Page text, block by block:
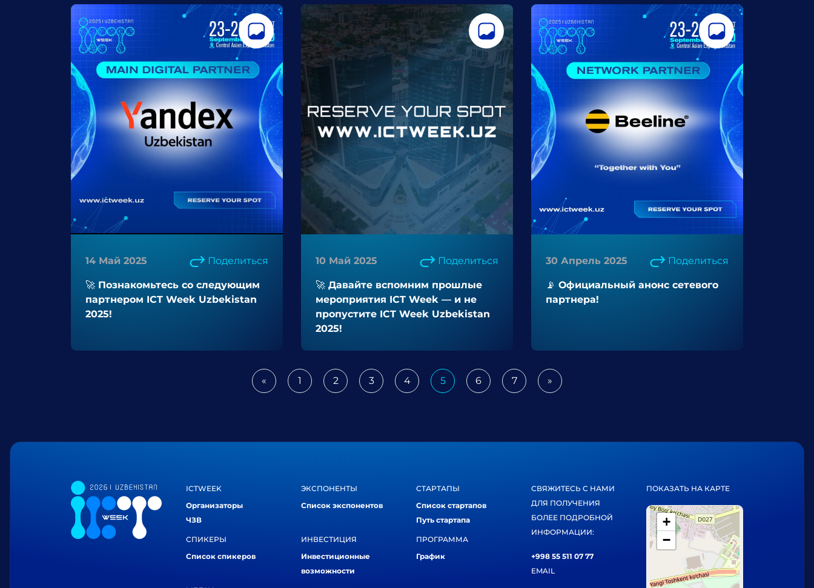
14 Май 2025 Поделиться
🚀 Познакомьтесь со следующим
партнером ICT Week Uzbekistan
2025!
10 Май 2025 Поделиться
🚀 Давайте вспомним прошлые
мероприятия ICT Week — и не
пропустите ICT Week Uzbekistan
2025!
30 Апрель 2025 Поделиться
📡 Официальный анонс сетевого
партнера!
«Previous1 2 3 4 5 6 7 »Next
ICTWEEK
Организаторы
ЧЗВ
ЭКСПОНЕНТЫ
Список экспонентов
СТАРТАПЫ
Список стартапов
Путь стартапа
СПИКЕРЫ
Список спикеров
ИНВЕСТИЦИЯ
Инвестиционные
возможности
ПРОГРАММА
График
СВЯЖИТЕСЬ С НАМИ
ДЛЯ ПОЛУЧЕНИЯ
БОЛЕЕ ПОДРОБНОЙ
ИНФОРМАЦИИ:
+998 55 511 07 77
EMAIL
ПОКАЗАТЬ НА КАРТЕ
+
−